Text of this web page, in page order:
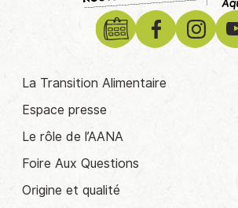
La Transition Alimentaire
Espace presse
Le rôle de l’AANA
Foire Aux Questions
Origine et qualité